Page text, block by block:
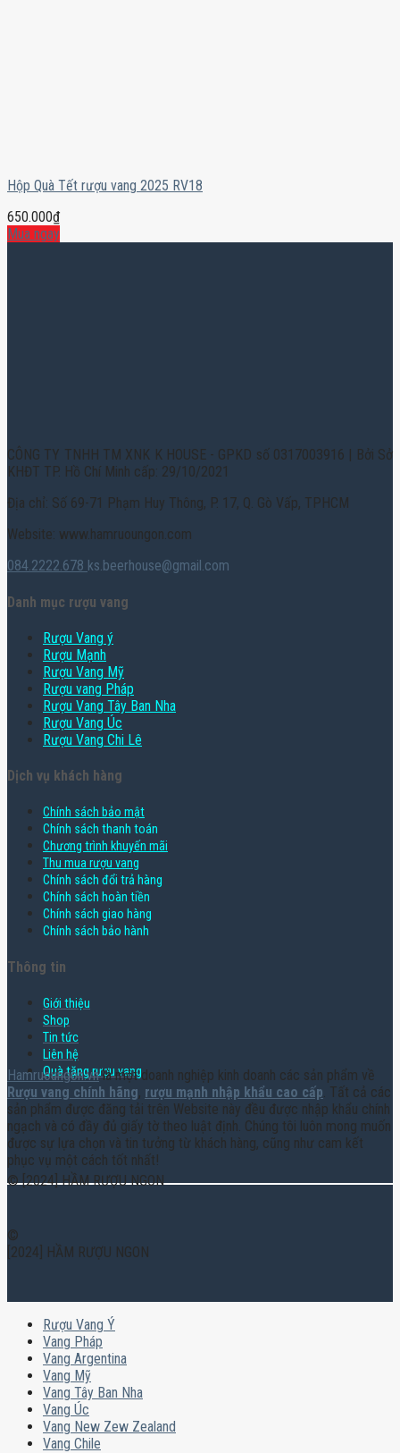
Hộp Quà Tết rượu vang 2025 RV18
650.000₫
Mua ngay
CÔNG TY TNHH TM XNK K HOUSE - GPKD số 0317003916 | Bởi Sở
KHĐT TP. Hồ Chí Minh cấp: 29/10/2021
Địa chỉ: Số 69-71 Phạm Huy Thông, P. 17, Q. Gò Vấp, TPHCM
Website: www.hamruoungon.com
084.2222.678 ks.beerhouse@gmail.com
Danh mục rượu vang
Rượu Vang ý
Rượu Mạnh
Rượu Vang Mỹ
Rượu vang Pháp
Rượu Vang Tây Ban Nha
Rượu Vang Úc
Rượu Vang Chi Lê
Dịch vụ khách hàng
Chính sách bảo mật
Chính sách thanh toán
Chương trình khuyến mãi
Thu mua rượu vang
Chính sách đổi trả hàng
Chính sách hoàn tiền
Chính sách giao hàng
Chính sách bảo hành
Thông tin
Giới thiệu
Shop
Tin tức
Liên hệ
Quà tặng rượu vang
Hamruoungon.vnlà một doanh nghiệp kinh doanh các sản phẩm về
Rượu vang chính hãng, rượu mạnh nhập khẩu cao cấp. Tất cả các
sản phẩm được đăng tải trên Website này đều được nhập khẩu chính
ngạch và có đầy đủ giấy tờ theo luật định. Chúng tôi luôn mong muốn
được sự lựa chọn và tin tưởng từ khách hàng, cũng như cam kết
phục vụ một cách tốt nhất!
© [2024] HẦM RƯỢU NGON
©
[2024] HẦM RƯỢU NGON
Rượu Vang Ý
Vang Pháp
Vang Argentina
Vang Mỹ
Vang Tây Ban Nha
Vang Úc
Vang New Zew Zealand
Vang Chile